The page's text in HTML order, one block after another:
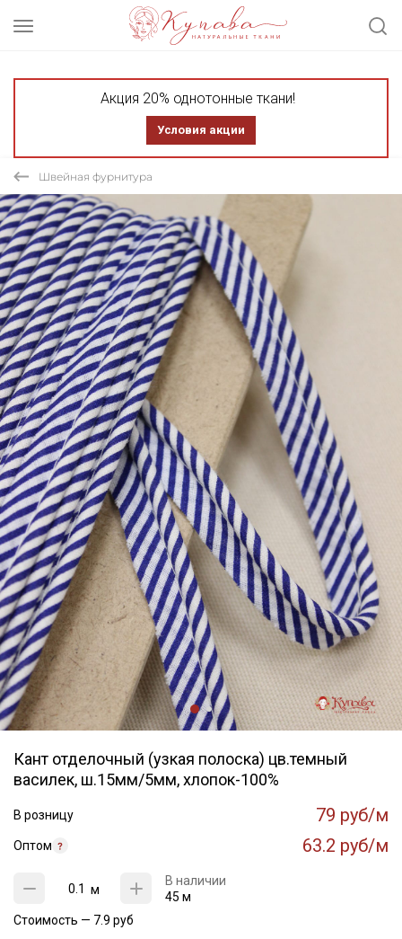
Акция 20% однотонные ткани!
Условия акции
Швейная фурнитура
Кант отделочный (узкая полоска) цв.темный
василек, ш.15мм/5мм, хлопок-100%
В розницу 79 руб/м
Оптом 63.2 руб/м
м
В наличии
45 м
Стоимость — 7.9 руб